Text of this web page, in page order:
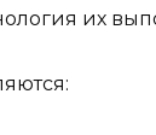
их